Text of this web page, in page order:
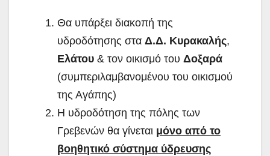
Θα υπάρξει διακοπή της
υδροδότησης στα Δ.Δ. Κυρακαλής,
Ελάτου & τον οικισμό του Δοξαρά
(συμπεριλαμβανομένου του οικισμού
της Αγάπης)
Η υδροδότηση της πόλης των
Γρεβενών θα γίνεται μόνο από το
βοηθητικό σύστημα ύδρευσης